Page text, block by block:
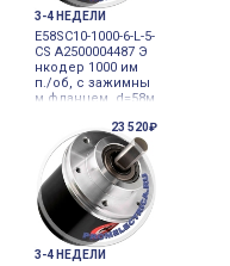
3-4 НЕДЕЛИ
E58SC10-1000-6-L-5-
CS A2500004487 Э
нкодер 1000 им
п./об, с зажимны
м фланцем, d=58м
инкрементальны
23 520₽
3-4 НЕДЕЛИ